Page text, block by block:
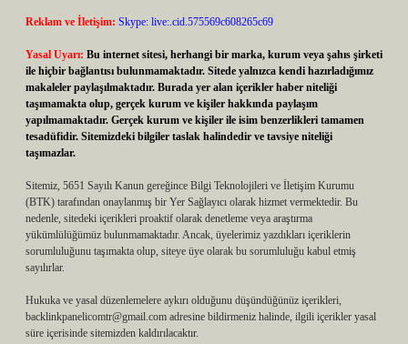
Reklam ve İletişim: Skype: live:.cid.575569c608265c69
Yasal Uyarı: Bu internet sitesi, herhangi bir marka, kurum veya şahıs şirketi
ile hiçbir bağlantısı bulunmamaktadır. Sitede yalnızca kendi hazırladığımız
makaleler paylaşılmaktadır. Burada yer alan içerikler haber niteliği
taşımamakta olup, gerçek kurum ve kişiler hakkında paylaşım
yapılmamaktadır. Gerçek kurum ve kişiler ile isim benzerlikleri tamamen
tesadüfidir. Sitemizdeki bilgiler taslak halindedir ve tavsiye niteliği
taşımazlar.
Sitemiz, 5651 Sayılı Kanun gereğince Bilgi Teknolojileri ve İletişim Kurumu
(BTK) tarafından onaylanmış bir Yer Sağlayıcı olarak hizmet vermektedir. Bu
nedenle, sitedeki içerikleri proaktif olarak denetleme veya araştırma
yükümlülüğümüz bulunmamaktadır. Ancak, üyelerimiz yazdıkları içeriklerin
sorumluluğunu taşımakta olup, siteye üye olarak bu sorumluluğu kabul etmiş
sayılırlar.
Hukuka ve yasal düzenlemelere aykırı olduğunu düşündüğünüz içerikleri,
backlinkpanelicomtr@gmail.com adresine bildirmeniz halinde, ilgili içerikler yasal
süre içerisinde sitemizden kaldırılacaktır.